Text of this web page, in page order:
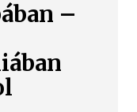
–